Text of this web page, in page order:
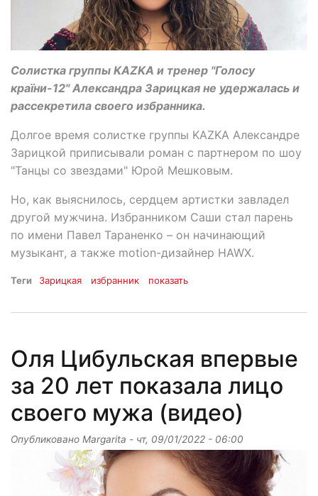
Солистка группы KAZKA и тренер "Голосу
країни-12" Александра Зарицкая не удержалась и
рассекретила своего избранника.
Долгое время солистке группы KAZKA Александре
Зарицкой приписывали роман с партнером по шоу
"Танцы со звездами" Юрой Мешковым.
Но, как выяснилось, сердцем артистки завладел
другой мужчина. Избранником Саши стал парень
по имени Павел Тараненко – он начинающий
музыкант, а также motion-дизайнер HAWX.
Теги Зарицкая избранник показать
Оля Цибульская впервые
за 20 лет показала лицо
своего мужа (видео)
Опубликовано Margarita - чт, 09/01/2022 - 06:00